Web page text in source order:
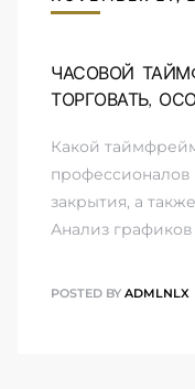
ЧАСОВОЙ
ТОРГОВАТЬ,
Какой
закрытия, а
Анализ
POSTED BY ADMLNLX